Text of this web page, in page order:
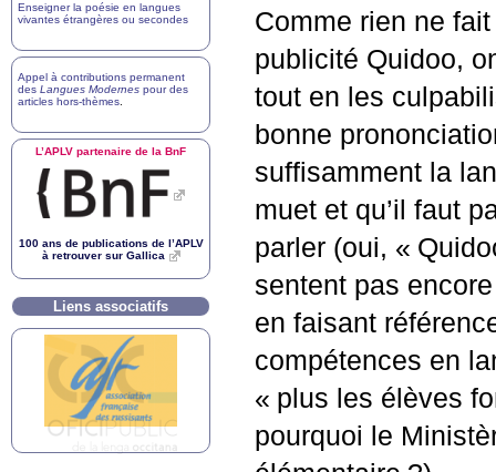
Comme rien ne
publicité Quidoo,
tout en les
bonne
suffisamment la
muet et qu’il faut
parler (oui, «
sentent pas
en faisant
compétences en
« plus les élèves
pourquoi le
Enseigner la poésie en langues
vivantes étrangères ou secondes
Appel à contributions permanent
des Langues Modernes pour des
articles hors-thèmes
L’APLV partenaire de la BnF
100 ans de publications de l’APLV
à retrouver sur Gallica
Liens associatifs